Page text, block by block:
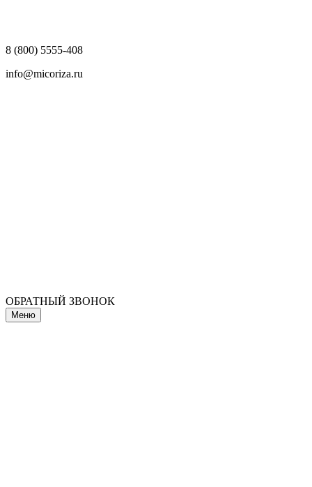
8 (800) 5555-408
info@micoriza.ru
ОБРАТНЫЙ ЗВОНОК
Меню